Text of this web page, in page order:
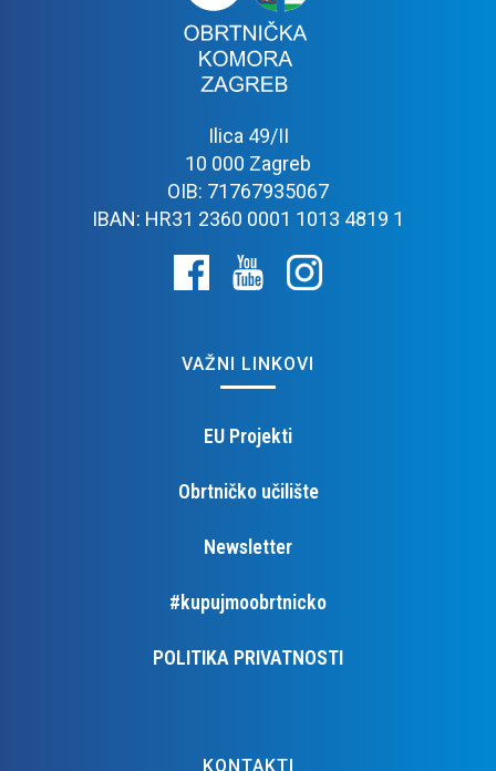
Ilica 49/II
10 000 Zagreb
OIB: 71767935067
IBAN: HR31 2360 0001 1013 4819 1
VAŽNI LINKOVI
EU Projekti
Obrtničko učilište
Newsletter
#kupujmoobrtnicko
POLITIKA PRIVATNOSTI
KONTAKTI